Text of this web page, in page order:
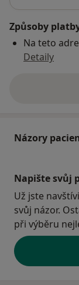
Způsoby
Na teto
Detaily
Názory
Napište svůj
Už jste
svůj názor.
při výběru